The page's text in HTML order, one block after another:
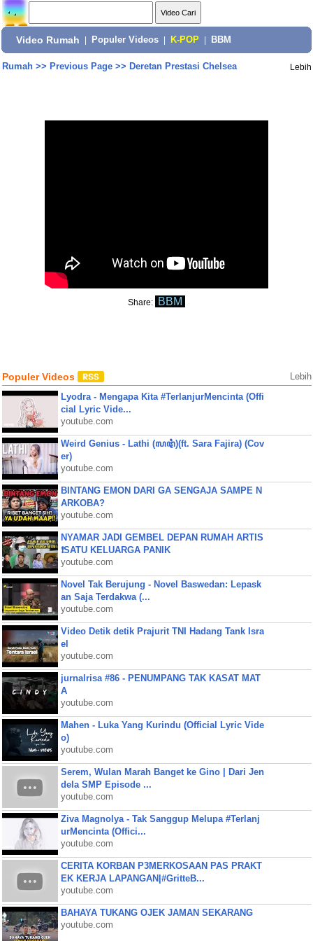
Video Rumah Populer Videos K-POP BBM
Rumah>> Previous Page>> Deretan Prestasi Chelsea Lebih
Share: BBM
Populer Videos Lebih
Lyodra - Mengapa Kita #TerlanjurMencinta (Offi
cial Lyric Vide...
youtube.com
Weird Genius - Lathi (ꦭꦛꦶ)(ft. Sara Fajira) (Cov
er)
youtube.com
BINTANG EMON DARI GA SENGAJA SAMPE N
ARKOBA?
youtube.com
NYAMAR JADI GEMBEL DEPAN RUMAH ARTIS
❗SATU KELUARGA PANIK
youtube.com
Novel Tak Berujung - Novel Baswedan: Lepask
an Saja Terdakwa (...
youtube.com
Video Detik detik Prajurit TNI Hadang Tank Isra
el
youtube.com
jurnalrisa #86 - PENUMPANG TAK KASAT MAT
A
youtube.com
Mahen - Luka Yang Kurindu (Official Lyric Vide
o)
youtube.com
Serem, Wulan Marah Banget ke Gino | Dari Jen
dela SMP Episode ...
youtube.com
Ziva Magnolya - Tak Sanggup Melupa #Terlanj
urMencinta (Offici...
youtube.com
CERITA KORBAN P3MERKOSAAN PAS PRAKT
EK KERJA LAPANGAN|#GritteB...
youtube.com
BAHAYA TUKANG OJEK JAMAN SEKARANG
youtube.com